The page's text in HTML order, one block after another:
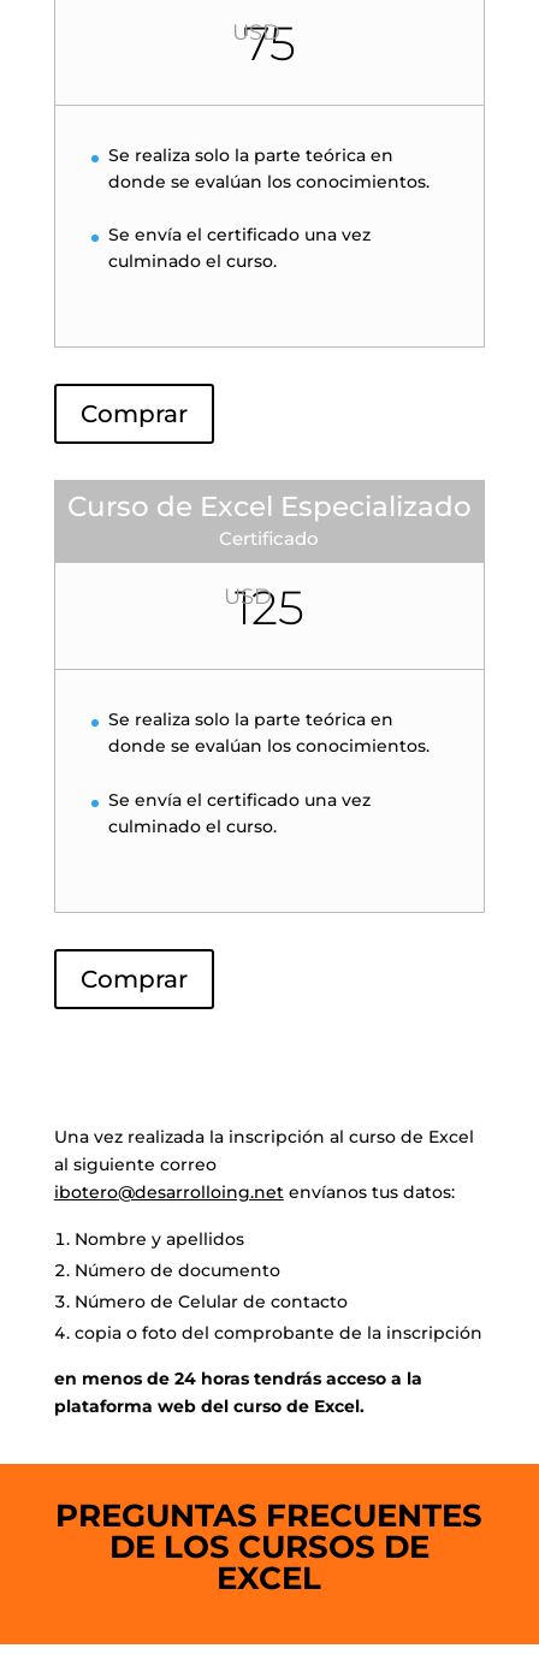
USD
75
Se realiza solo la parte teórica en
donde se evalúan los conocimientos.
Se envía el certificado una vez
culminado el curso.
Comprar
Curso de Excel Especializado
Certificado
USD
125
Se realiza solo la parte teórica en
donde se evalúan los conocimientos.
Se envía el certificado una vez
culminado el curso.
Comprar
Una vez realizada la inscripción al curso de Excel
al siguiente correo
ibotero@desarrolloing.net envíanos tus datos:
Nombre y apellidos
Número de documento
Número de Celular de contacto
copia o foto del comprobante de la inscripción
en menos de 24 horas tendrás acceso a la
plataforma web del curso de Excel.
PREGUNTAS FRECUENTES
DE LOS CURSOS DE
EXCEL